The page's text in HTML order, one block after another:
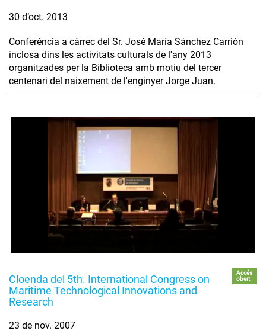
30 d’oct. 2013
Conferència a càrrec del Sr. José María Sánchez Carrión
inclosa dins les activitats culturals de l'any 2013
organitzades per la Biblioteca amb motiu del tercer
centenari del naixement de l'enginyer Jorge Juan.
Cloenda del 5th. International Congress on
Maritime Technological Innovations and
Research
Accés
obert
23 de nov. 2007